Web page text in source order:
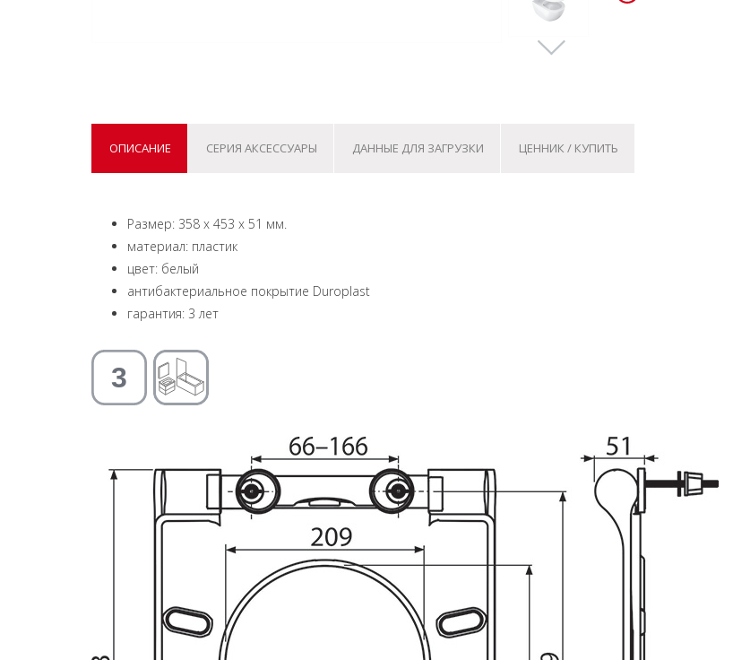
ОПИСАНИЕ СЕРИЯ АКСЕССУАРЫ ДАННЫЕ ДЛЯ ЗАГРУЗКИ ЦЕННИК / КУПИТЬ
Размер: 358 x 453 x 51 мм.
материал: пластик
цвет: белый
антибактериальное покрытие Duroplast
гарантия: 3 лет